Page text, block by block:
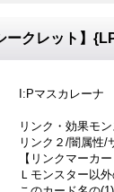
ークレット】
I:Pマスカレーナ
リンク・効果モ
リンク２/闇属性/
【リンクマーカ
Ｌモンスター以